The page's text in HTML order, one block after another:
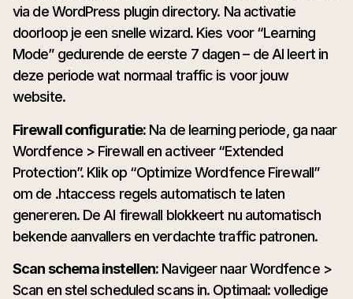
via de WordPress plugin directory. Na activatie
doorloop je een snelle wizard. Kies voor “Learning
Mode” gedurende de eerste 7 dagen – de AI leert in
deze periode wat normaal traffic is voor jouw
website.
Firewall configuratie: Na de learning periode, ga naar
Wordfence > Firewall en activeer “Extended
Protection”. Klik op “Optimize Wordfence Firewall”
om de .htaccess regels automatisch te laten
genereren. De AI firewall blokkeert nu automatisch
bekende aanvallers en verdachte traffic patronen.
Scan schema instellen: Navigeer naar Wordfence >
Scan en stel scheduled scans in. Optimaal: volledige